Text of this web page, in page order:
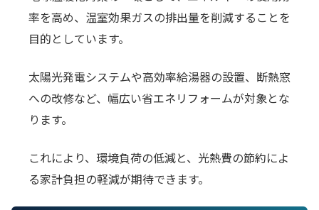
率を高め、温室効果ガスの排出量を削減することを
目的としています。
太陽光発電システムや高効率給湯器の設置、断熱窓
への改修など、幅広い省エネリフォームが対象とな
ります。
これにより、環境負荷の低減と、光熱費の節約によ
る家計負担の軽減が期待できます。